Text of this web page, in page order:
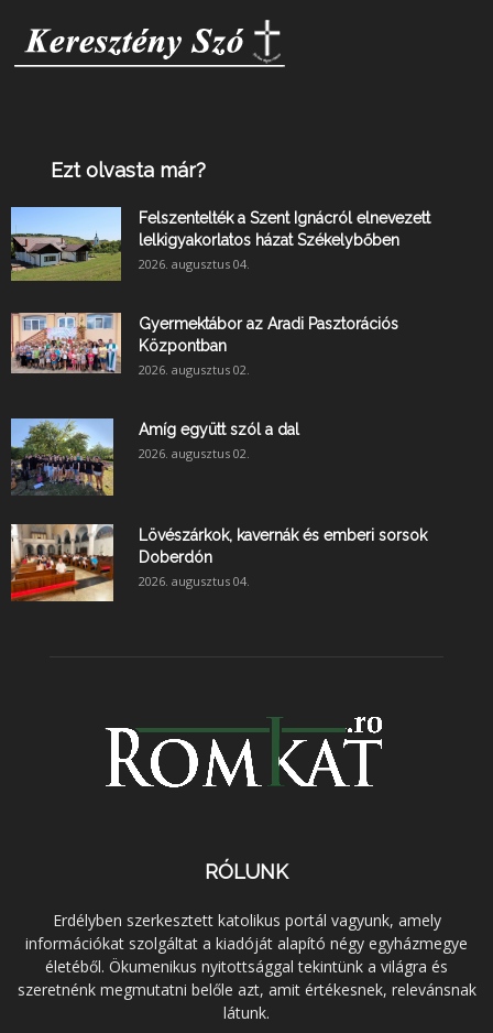
Ezt olvasta már?
Felszentelték a Szent Ignácról elnevezett
lelkigyakorlatos házat Székelybőben
2026. augusztus 04.
Gyermektábor az Aradi Pasztorációs
Központban
2026. augusztus 02.
Amíg együtt szól a dal
2026. augusztus 02.
Lövészárkok, kavernák és emberi sorsok
Doberdón
2026. augusztus 04.
RÓLUNK
Erdélyben szerkesztett katolikus portál vagyunk, amely
információkat szolgáltat a kiadóját alapító négy egyházmegye
életéből. Ökumenikus nyitottsággal tekintünk a világra és
szeretnénk megmutatni belőle azt, amit értékesnek, relevánsnak
látunk.